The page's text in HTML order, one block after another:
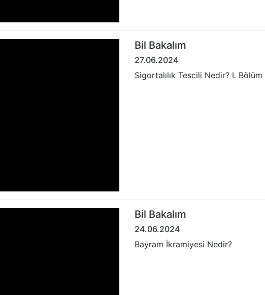
Bil Bakalım
27.06.2024
Sigortalılık Tescili Nedir? I. Bölüm
Bil Bakalım
24.06.2024
Bayram İkramiyesi Nedir?